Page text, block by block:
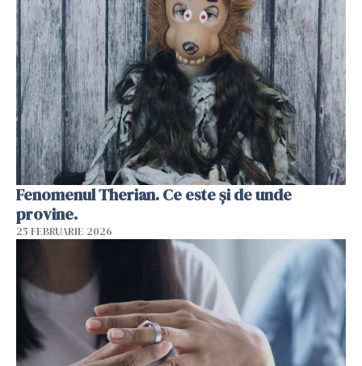
Fenomenul Therian. Ce este și de unde
provine.
25 FEBRUARIE 2026